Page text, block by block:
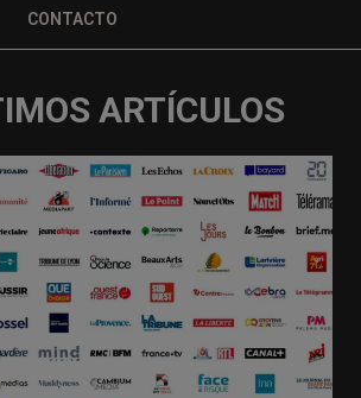
CONTACTO
ARTÍCULOS